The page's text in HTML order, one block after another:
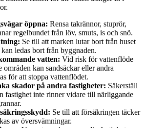
öppna: Rensa takrännor, stuprör,
regelbundet från löv, smuts, is och snö.
Se till att marken lutar bort från huset
ledas bort från byggnaden.
vatten: Vid risk för vattenflöde
kan sandsäckar eller andra
för att stoppa vattenflödet.
skador på andra fastigheter: Säkerställ
fastighet inte rinner vidare till närliggande
Se till att försäkringen täcker
av översvämningar.